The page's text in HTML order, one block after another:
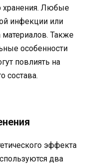
хранения. Любые
инфекции или
Также
особенности
повлиять на
состава.
эффекта
два